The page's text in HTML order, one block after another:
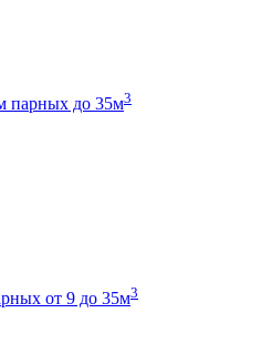
парных до 35м3
от 9 до 35м3